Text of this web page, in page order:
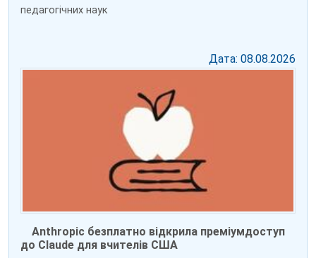
педагогічних наук
Дата: 08.08.2026
Anthropic безплатно відкрила преміумдоступ
до Claude для вчителів США